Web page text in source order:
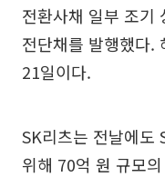
전환사채 일부 조기
전단채를 발행했다.
21일이다.
SK리츠는 전날에도
위해 70억 원 규모